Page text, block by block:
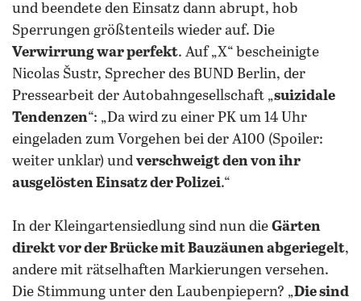
und beendete den Einsatz dann abrupt, hob
Sperrungen größtenteils wieder auf. Die
Verwirrung war perfekt. Auf „X“ bescheinigte
Nicolas Šustr, Sprecher des BUND Berlin, der
Pressearbeit der Autobahngesellschaft „suizidale
Tendenzen“: „Da wird zu einer PK um 14 Uhr
eingeladen zum Vorgehen bei der A100 (Spoiler:
weiter unklar) und verschweigt den von ihr
ausgelösten Einsatz der Polizei.“
In der Kleingartensiedlung sind nun die Gärten
direkt vor der Brücke mit Bauzäunen abgeriegelt,
andere mit rätselhaften Markierungen versehen.
Die Stimmung unter den Laubenpiepern? „Die sind